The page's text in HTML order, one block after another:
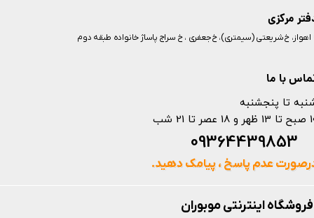
فروشگاه اینترنتی موبوران
مرکزی
با ما
اهواز، خ شریعتی (سیمتری)، خ جعفری ، خ سراج پاساژ خانواده طبقه دوم
تا پنجشنبه
تا 21 شب
عدم پاسخ ، پیامک دهید.